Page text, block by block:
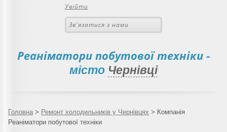
Увійти
Зв'язатися з нами
Реаніматори побутової техніки-
місто Чернівці
Головна > Ремонт холодильників у Чернівцях > Компанія
Реаніматори побутової техніки